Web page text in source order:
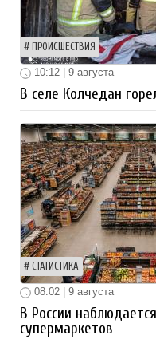
ПРОИСШЕСТВИЯ
10:12 | 9 августа
В селе Колчедан
СТАТИСТИКА
08:02 | 9 августа
В России
супермаркетов